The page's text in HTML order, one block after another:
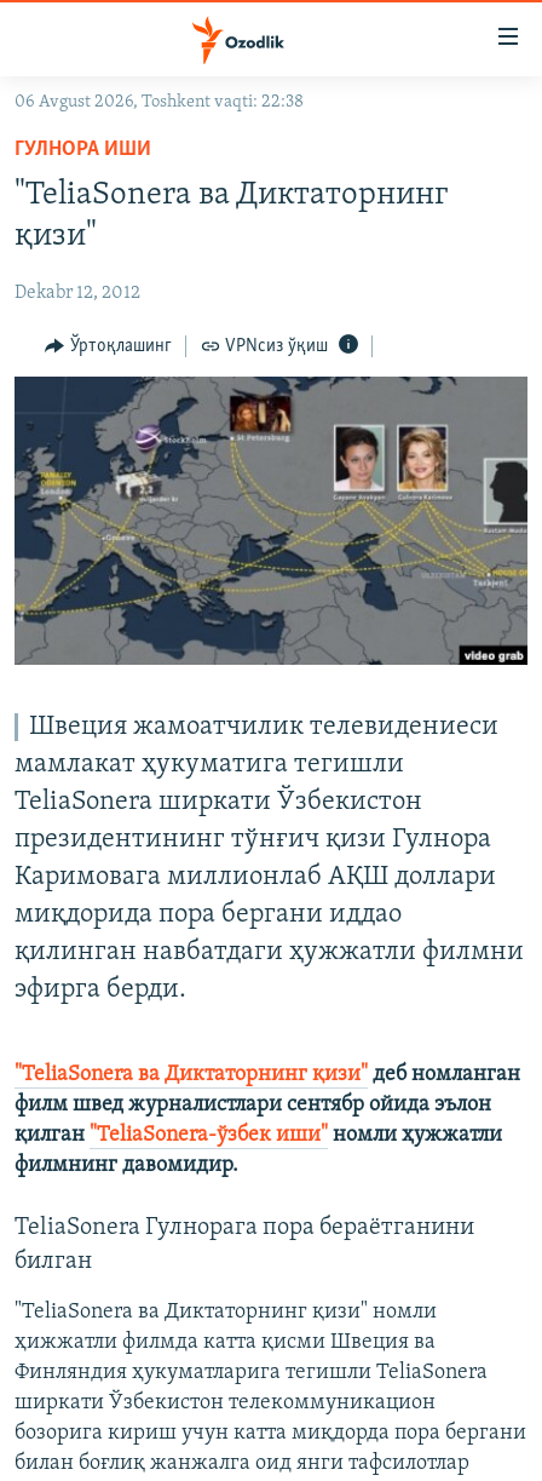
Асосий
навигацияга
ўтинг
Қидиришга
OZODVIDEO
OZODARXIV
На русском
ИЖТИМОИЙ ТАРМОҚЛАР
Озодлик бошқа тилларда
06 Avgust 2026, Toshkent vaqti: 22:38
ГУЛНОРА ИШИ
"TeliaSonera ва Диктаторнинг
қизи"
Dekabr 12, 2012
Ўртоқлашинг VPNсиз ўқиш
Швеция жамоатчилик телевидениеси
мамлакат ҳукуматига тегишли
TeliaSonera ширкати Ўзбекистон
президентининг тўнғич қизи Гулнора
Каримовага миллионлаб АҚШ доллари
миқдорида пора бергани иддао
қилинган навбатдаги ҳужжатли филмни
эфирга берди.
"TeliaSonera ва Диктаторнинг қизи" деб номланган
филм швед журналистлари сентябр ойида эълон
қилган "TeliaSonera-ўзбек иши" номли ҳужжатли
филмнинг давомидир.
TeliaSonera Гулнорага пора бераётганини
билган
"TeliaSonera ва Диктаторнинг қизи" номли
ҳижжатли филмда катта қисми Швеция ва
Финляндия ҳукуматларига тегишли TeliaSonera
ширкати Ўзбекистон телекоммуникацион
бозорига кириш учун катта миқдорда пора бергани
билан боғлиқ жанжалга оид янги тафсилотлар